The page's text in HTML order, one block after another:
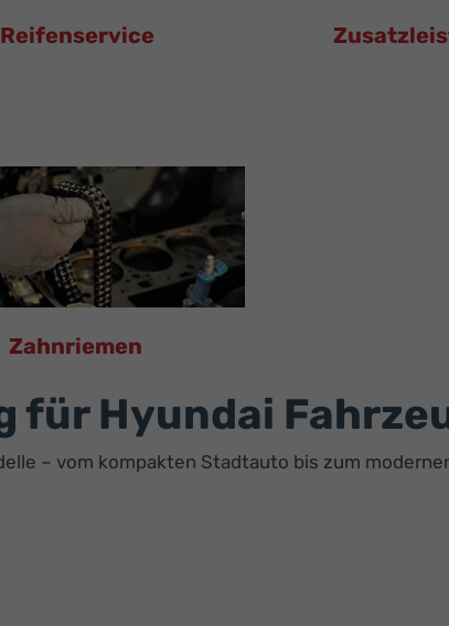
Reifenservice
Zahnriemen
für Hyundai
– vom kompakten Stadtauto bis zum